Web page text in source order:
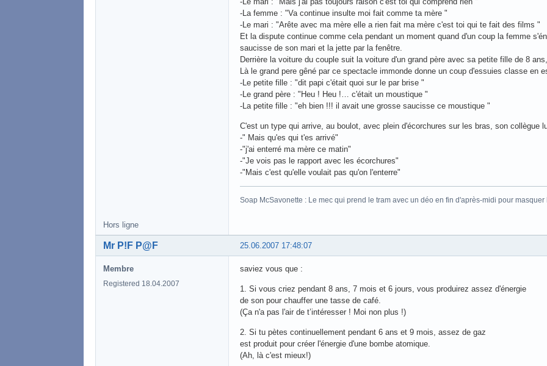
-La femme : "Va continue insulte moi fait comme ta mère "
-Le mari : "Arête avec ma mère elle a rien fait ma mère c'est toi qui te fait des films "
Et la dispute continue comme cela pendant un moment quand d'un coup la femme
saucisse de son mari et la jette par la fenêtre.
Derrière la voiture du couple suit la voiture d'un grand père avec sa petite fille de 8
Là le grand pere gêné par ce spectacle immonde donne un coup d'essuies classe en
-Le petite fille : "dit papi c'était quoi sur le par brise "
-Le grand père : "Heu ! Heu !… c'était un moustique "
-La petite fille : "eh bien !!! il avait une grosse saucisse ce moustique "
C'est un type qui arrive, au boulot, avec plein d'écorchures sur les bras, son collègue
-" Mais qu'es qui t'es arrivé"
-"j'ai enterré ma mère ce matin"
-"Je vois pas le rapport avec les écorchures"
-"Mais c'est qu'elle voulait pas qu'on l'enterre"
Soap McSavonette : Le mec qui prend le tram avec un déo en fin d'après-midi pour
Hors ligne
25.06.2007 17:48:07
Mr P!F P@F
Membre
Registered 18.04.2007
saviez vous que :
1. Si vous criez pendant 8 ans, 7 mois et 6 jours, vous produirez assez d'énergie
de son pour chauffer une tasse de café.
(Ça n'a pas l'air de t’intéresser ! Moi non plus !)
2. Si tu pètes continuellement pendant 6 ans et 9 mois, assez de gaz
est produit pour créer l'énergie d'une bombe atomique.
(Ah, là c'est mieux!)